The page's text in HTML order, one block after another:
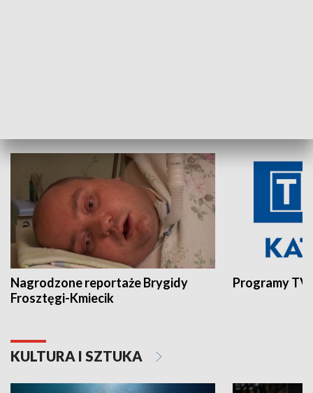
Nagrodzone reportaże Brygidy
Frosztęgi-Kmiecik
Programy
KULTURA I SZTUKA